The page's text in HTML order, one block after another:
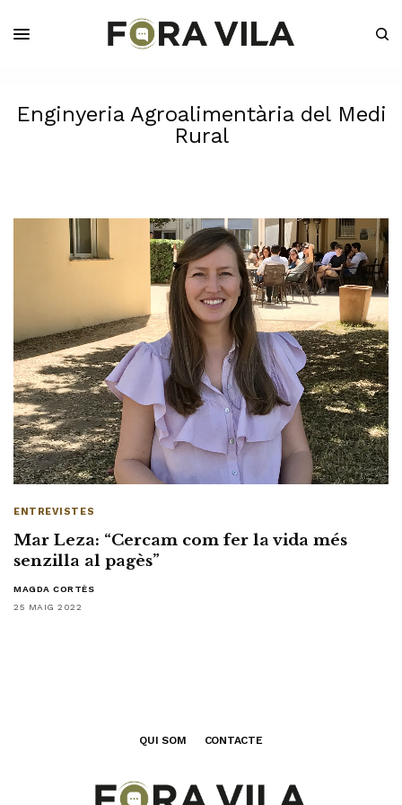
Enginyeria Agroalimentària del Medi
Rural
ENTREVISTES
Mar Leza: “Cercam com fer la vida més
senzilla al pagès”
MAGDA CORTÈS
25 MAIG 2022
QUI SOM CONTACTE